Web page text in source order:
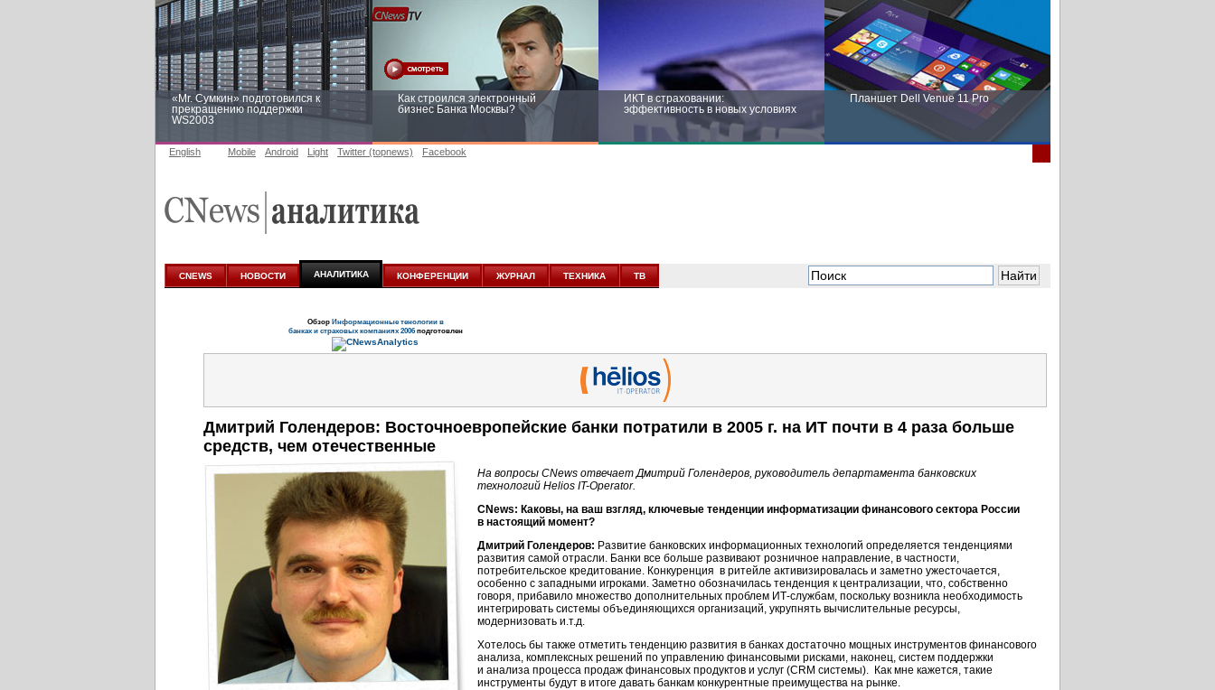
«Mr. Сумкин» подготовился к
прекращению поддержки
WS2003
Как строился электронный
бизнес Банка Москвы?
ИКТ в страховании:
эффективность в новых условиях
Планшет Dell Venue 11 Pro
аналитике
новых условиях
English Mobile Android Light Twitter (topnews) Facebook
CNEWS НОВОСТИ АНАЛИТИКА КОНФЕРЕНЦИИ ЖУРНАЛ ТЕХНИКА ТВ
Обзор Информационные тенологии в
банках и страховых компаниях 2006подготовлен
Дмитрий Голендеров: Восточноевропейские банки потратили в 2005 г. на ИТ почти в 4 раза больше
средств, чем отечественные
На вопросы СNews отвечает Дмитрий Голендеров, руководитель департамента банковских
технологий Helios IT-Operator.
СNews: Каковы, на ваш взгляд, ключевые тенденции информатизации финансового сектора России
в настоящий момент?
Дмитрий Голендеров: Развитие банковских информационных технологий определяется тенденциями
развития самой отрасли. Банки все больше развивают розничное направление, в частности,
потребительское кредитование. Конкуренция в ритейле активизировалась и заметно ужесточается,
особенно с западными игроками. Заметно обозначилась тенденция к централизации, что, собственно
говоря, прибавило множество дополнительных проблем ИТ-службам, поскольку возникла необходимость
интегрировать системы объединяющихся организаций, укрупнять вычислительные ресурсы,
модернизовать и.т.д.
Хотелось бы также отметить тенденцию развития в банках достаточно мощных инструментов финансового
анализа, комплексных решений по управлению финансовыми рисками, наконец, систем поддержки
и анализа процесса продаж финансовых продуктов и услуг (CRM системы). Как мне кажется, такие
инструменты будут в итоге давать банкам конкурентные преимущества на рынке.